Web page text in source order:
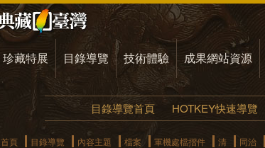
珍藏特展 目錄導覽 技術體驗 成果網站資源
目錄導覽首頁 HOTKEY快速導覽
首頁 目錄導覽 內容主題 檔案 軍機處檔摺件 清 同治